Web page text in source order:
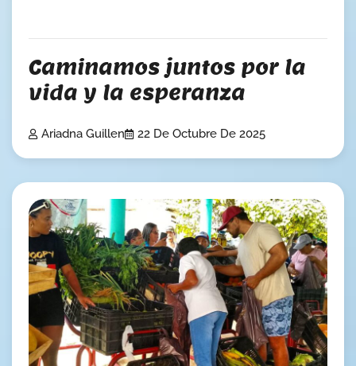
Caminamos juntos por la
vida y la esperanza
Ariadna Guillen 22 De Octubre De 2025